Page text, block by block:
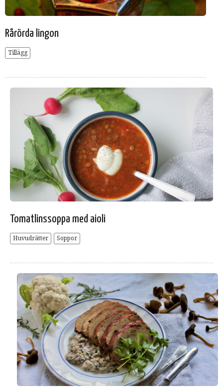
Rårörda lingon
Tillägg
Tomatlinssoppa med aioli
Huvudrätter Soppor